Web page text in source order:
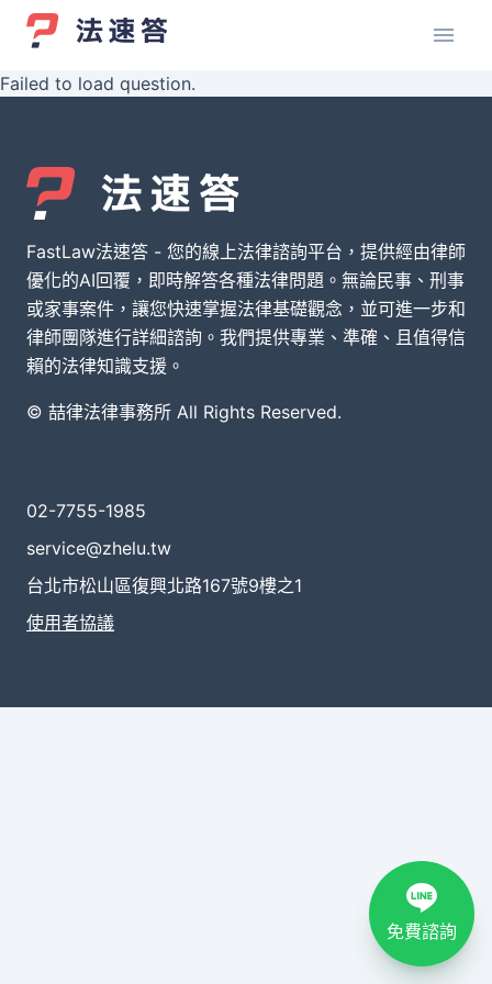
Failed to load question.
FastLaw法速答 - 您的線上法律諮詢平台，提供經由律師
優化的AI回覆，即時解答各種法律問題。無論民事、刑事
或家事案件，讓您快速掌握法律基礎觀念，並可進一步和
律師團隊進行詳細諮詢。我們提供專業、準確、且值得信
賴的法律知識支援。
© 喆律法律事務所 All Rights Reserved.
02-7755-1985
service@zhelu.tw
台北市松山區復興北路167號9樓之1
使用者協議
免費諮詢